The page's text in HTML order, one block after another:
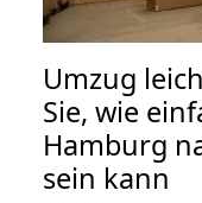
Umzug
Sie, wie
Hamburg
sein kann